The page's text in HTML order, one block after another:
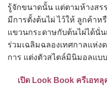
รู้จักขนาดนั้น แต่ตามห้างส
มีการตั้งต้นไผ่ ไว้ให้ ลูกค้าห
แขวนกระดาษกับต้นไผ่ได้นั่น
ร่วมเฉลิมฉลองเทศกาลแห่ง
การ แต่งตัวสไตล์มินิมอลแบ
เปิด Look Book ครีเอ